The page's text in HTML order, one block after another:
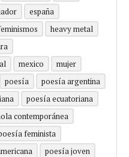
españa
heavy metal
mexico
mujer
poesía
poesía argentina
poesía ecuatoriana
contemporánea
feminista
poesía joven